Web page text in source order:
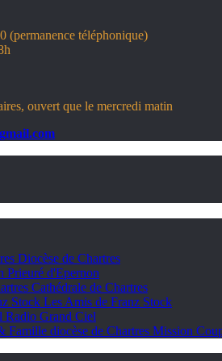
(permanence téléphonique)
ouvert que le mercredi matin
Diocèse de Chartres
Prieuré d'Epernon
Cathédrale de Chartres
Les Amis de Franz Stock
Radio Grand Ciel
Mission